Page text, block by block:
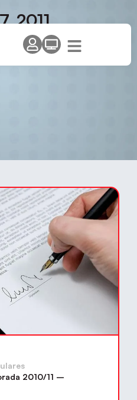
2011
2010/11 –